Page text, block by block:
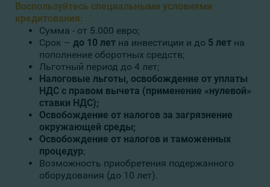
Воспользуйтесь специальными условиями
кредитования:
Сумма - от 5.000 евро;
Срок – до 10 лет на инвестиции и до 5 лет на
пополнение оборотных средств;
Льготный период до 4 лет;
Налоговые льготы, освобождение от уплаты
НДС с правом вычета (применение «нулевой»
ставки НДС);
Освобождение от налогов за загрязнение
окружающей среды;
Освобождение от налогов и таможенных
процедур;
Возможность приобретения подержанного
оборудования (до 10 лет).